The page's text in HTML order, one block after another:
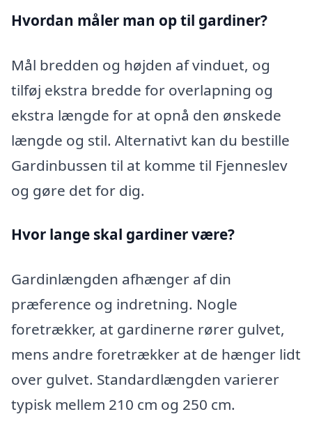
Hvordan måler man op til gardiner?
Mål bredden og højden af vinduet, og
tilføj ekstra bredde for overlapning og
ekstra længde for at opnå den ønskede
længde og stil. Alternativt kan du bestille
Gardinbussen til at komme til Fjenneslev
og gøre det for dig.
Hvor lange skal gardiner være?
Gardinlængden afhænger af din
præference og indretning. Nogle
foretrækker, at gardinerne rører gulvet,
mens andre foretrækker at de hænger lidt
over gulvet. Standardlængden varierer
typisk mellem 210 cm og 250 cm.